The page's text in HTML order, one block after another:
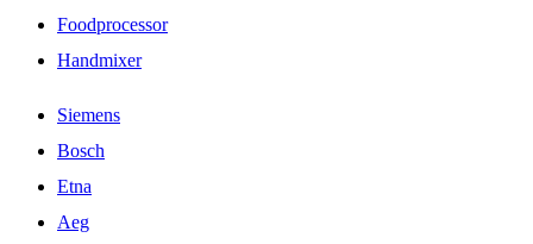
Foodprocessor
Handmixer
Siemens
Bosch
Etna
Aeg